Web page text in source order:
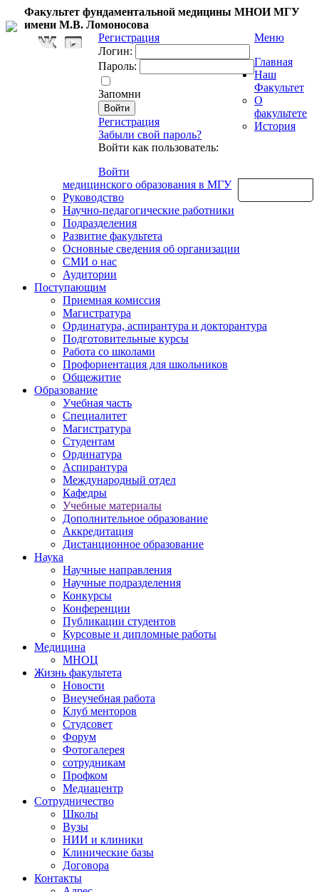
Факультет фундаментальной медицины МНОИ МГУ
имени М.В. Ломоносова
Регистрация
Логин:
Пароль:
Запомни
Регистрация
Забыли свой пароль?
Войти как пользователь:
Войти
Меню
Главная
Наш
Факультет
О
факультете
История
медицинского образования в МГУ
Руководство
Научно-педагогические работники
Подразделения
Развитие факультета
Основные сведения об организации
СМИ о нас
Аудитории
Поступающим
Приемная комиссия
Магистратура
Ординатура, аспирантура и докторантура
Подготовительные курсы
Работа со школами
Профориентация для школьников
Общежитие
Образование
Учебная часть
Специалитет
Магистратура
Студентам
Ординатура
Аспирантура
Международный отдел
Кафедры
Учебные материалы
Дополнительное образование
Аккредитация
Дистанционное образование
Наука
Научные направления
Научные подразделения
Конкурсы
Конференции
Публикации студентов
Курсовые и дипломные работы
Медицина
МНОЦ
Жизнь факультета
Новости
Внеучебная работа
Клуб менторов
Студсовет
Форум
Фотогалерея
сотрудникам
Профком
Медиацентр
Сотрудничество
Школы
Вузы
НИИ и клиники
Клинические базы
Договора
Контакты